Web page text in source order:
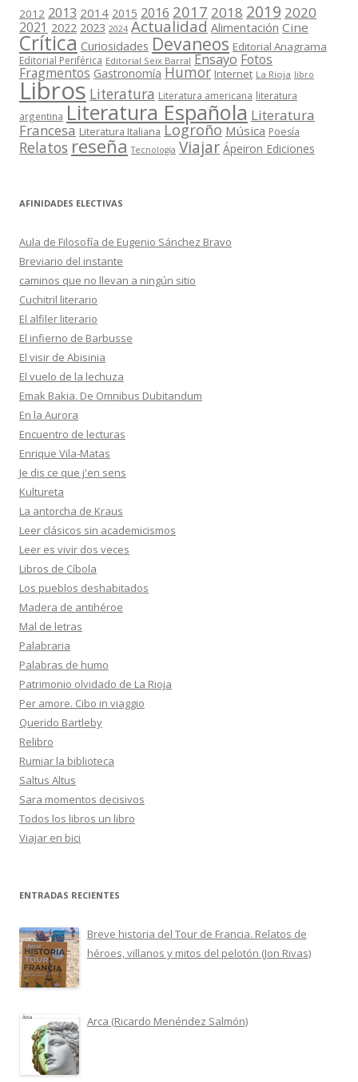
2012 2013 2014 2015 2016 2017 2018 2019 2020
2021 2022 2023 2024 Actualidad Alimentación Cine
Crítica Curiosidades Devaneos Editorial Anagrama
Editorial Periférica Editorial Seix Barral Ensayo Fotos
Fragmentos Gastronomía Humor Internet La Rioja libro
Libros Literatura Literatura americana literatura
argentina Literatura Española Literatura
Francesa Literatura Italiana Logroño Música Poesía
Relatos reseña Tecnología Viajar Ápeiron Ediciones
AFINIDADES ELECTIVAS
Aula de Filosofía de Eugenio Sánchez Bravo
Breviario del instante
caminos que no llevan a ningún sitio
Cuchitril literario
El alfiler literario
El infierno de Barbusse
El visir de Abisinia
El vuelo de la lechuza
Emak Bakia. De Omnibus Dubitandum
En la Aurora
Encuentro de lecturas
Enrique Vila-Matas
Je dis ce que j'en sens
Kultureta
La antorcha de Kraus
Leer clásicos sin academicismos
Leer es vivir dos veces
Libros de Cíbola
Los pueblos deshabitados
Madera de antihéroe
Mal de letras
Palabraria
Palabras de humo
Patrimonio olvidado de La Rioja
Per amore. Cibo in viaggio
Querido Bartleby
Relibro
Rumiar la biblioteca
Saltus Altus
Sara momentos decisivos
Todos los libros un libro
Viajar en bici
ENTRADAS RECIENTES
Breve historia del Tour de Francia. Relatos de
héroes, villanos y mitos del pelotón (Jon Rivas)
Arca (Ricardo Menéndez Salmón)